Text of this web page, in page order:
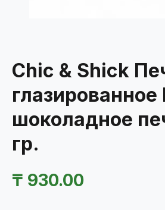
Chic & Shick
глазированное
шоколадное
гр.
₸ 930.00